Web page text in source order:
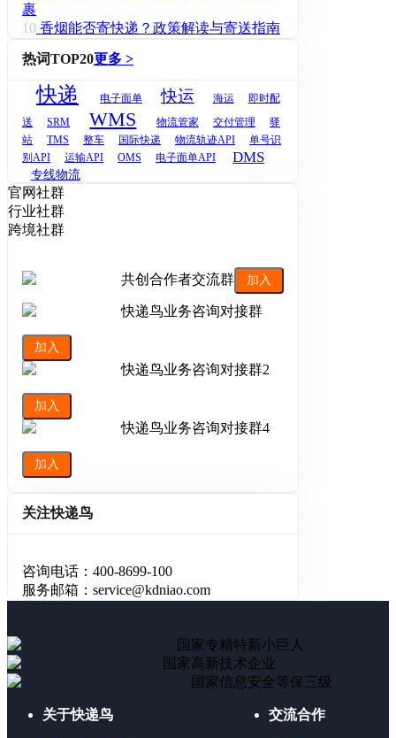
裹
10 香烟能否寄快递？政策解读与寄送指南
热词TOP20更多 >
快递 电子面单 快运 海运
即时配
送
SRM WMS 物流管家 交付管理
驿
站
TMS 整车 国际快递 物流轨迹API
单号识
别API
运输API OMS 电子面单API DMS
专线物流
官网社群
行业社群
跨境社群
共创合作者交流群 加入
快递鸟业务咨询对接群
加入
快递鸟业务咨询对接群2
加入
快递鸟业务咨询对接群4
加入
关注快递鸟
咨询电话：400-8699-100
服务邮箱：service@kdniao.com
国家专精特新小巨人
国家高新技术企业
国家信息安全等保三级
关于快递鸟 交流合作